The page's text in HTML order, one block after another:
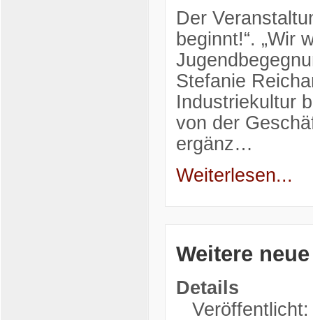
Der
beginnt!“. „Wir
Stefanie
Industriekultur
von der
ergänz…
Weiterlesen...
Weitere
Details